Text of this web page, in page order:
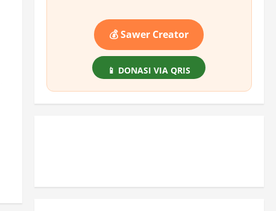
💰 Sawer Creator
📱 DONASI VIA QRIS